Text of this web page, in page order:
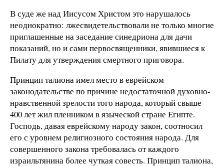
В суде же над Иисусом Христом это нарушалось
неоднократно: лжесвидетельствовали не только многие
приглашенные на заседание синедриона для дачи
показаний, но и сами первосвященники, явившиеся к
Пилату для утверждения смертного приговора.
Принцип талиона имел место в еврейском
законодательстве по причине недостаточной духовно-
нравственной зрелости того народа, который свыше
400 лет жил пленником в языческой стране Египте.
Господь, давая еврейскому народу закон, соотносил
его с уровнем религиозного состояния народа. Для
совершенного закона требовалась от каждого
израильтянина более чуткая совесть. Принцип талиона,